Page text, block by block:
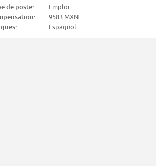
de poste:
Emploi
9583 MXN
Espagnol